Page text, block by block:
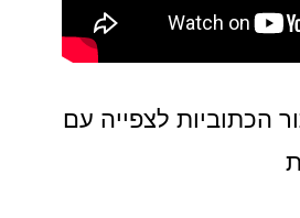
הכתוביות לצפייה עם